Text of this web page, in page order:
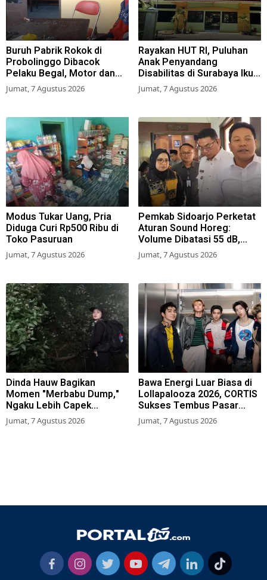
Buruh Pabrik Rokok di
Probolinggo Dibacok
Pelaku Begal, Motor dan
Tas Amblas
Jumat, 7 Agustus 2026
Rayakan HUT RI, Puluhan
Anak Penyandang
Disabilitas di Surabaya Ikuti
Beragam Lomba
Jumat, 7 Agustus 2026
Modus Tukar Uang, Pria
Diduga Curi Rp500 Ribu di
Toko Pasuruan
Jumat, 7 Agustus 2026
Pemkab Sidoarjo Perketat
Aturan Sound Horeg:
Volume Dibatasi 55 dB,
Wajib Kantongi Izin
Jumat, 7 Agustus 2026
Dinda Hauw Bagikan
Momen "Merbabu Dump,"
Ngaku Lebih Capek
Dibanding Gunung Sumbing
Jumat, 7 Agustus 2026
Bawa Energi Luar Biasa di
Lollapalooza 2026, CORTIS
Sukses Tembus Pasar
Musik Global
Jumat, 7 Agustus 2026